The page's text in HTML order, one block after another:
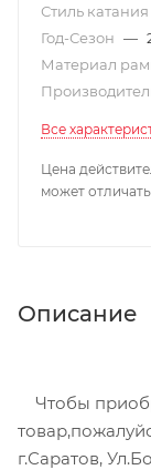
Стиль катания
Год-Сезон —
Материал
Все
Цена
может
Описание
Чтобы
г.Саратов,